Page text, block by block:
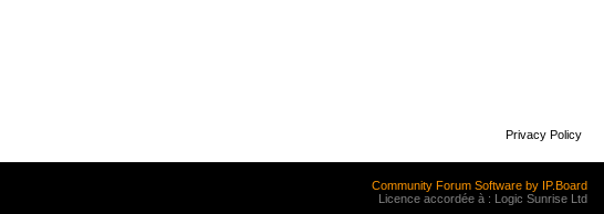
Privacy Policy
Community Forum Software by IP.Board
Licence accordée à : Logic Sunrise Ltd